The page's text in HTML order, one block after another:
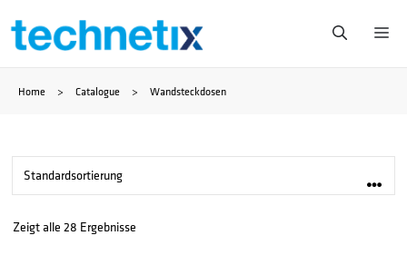
Zum
springen
Home > Catalogue > Wandsteckdosen
Zeigt alle 28 Ergebnisse